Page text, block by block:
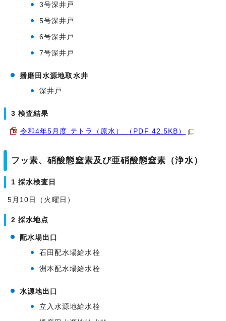
3号深井戸
5号深井戸
6号深井戸
7号深井戸
播磨田水源地取水井
深井戸
3 検査結果
令和4年5月度 テトラ（原水） （PDF 42.5KB）
フッ素、硝酸態窒素及び亜硝酸態窒素（浄水）
1 採水検査日
5月10日（火曜日）
2 採水地点
配水場出口
石田配水場給水栓
洲本配水場給水栓
水源地出口
立入水源地給水栓